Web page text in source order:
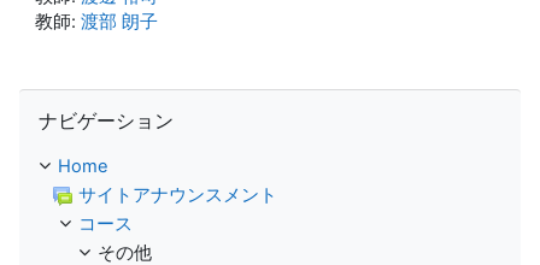
教師: 渡部 朗子
ナビゲーション
Home
サイトアナウンスメント
コース
その他